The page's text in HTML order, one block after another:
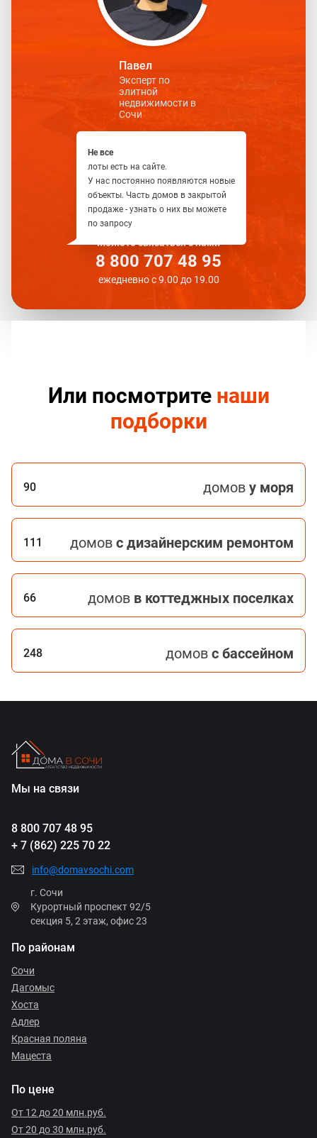
Можете связаться с нами
8 800 707 48 95
ежедневно с 9.00 до 19.00
Павел
Эксперт по
элитной
недвижимости в
Сочи
Не все
лоты есть на сайте.
У нас постоянно появляются новые
объекты. Часть домов в закрытой
продаже - узнать о них вы можете
по запросу
Или посмотрите наши
подборки
90 домов у моря
111 домов с дизайнерским ремонтом
66 домов в коттеджных поселках
248 домов с бассейном
Мы на связи
8 800 707 48 95
+ 7 (862) 225 70 22
info@domavsochi.com
г. Сочи
Курортный проспект 92/5
секция 5, 2 этаж, офис 23
По районам
Сочи
Дагомыс
Хоста
Адлер
Красная поляна
Мацеста
По цене
От 12 до 20 млн.руб.
От 20 до 30 млн.руб.